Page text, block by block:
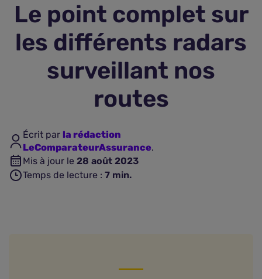
Plus d'assurances
Le point complet sur
les différents radars
surveillant nos
routes
Écrit par la rédaction
LeComparateurAssurance.
Mis à jour le 28 août 2023
Temps de lecture : 7 min.